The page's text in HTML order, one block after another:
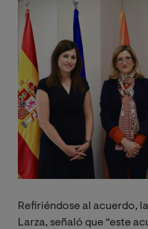
Refiriéndose al acuerdo,
Larza, señaló que “este